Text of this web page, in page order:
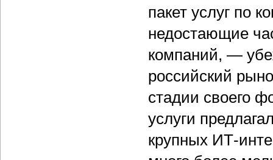
пакет услуг по
недостающие
компаний, —
российский
стадии своего
услуги
крупных ИТ-